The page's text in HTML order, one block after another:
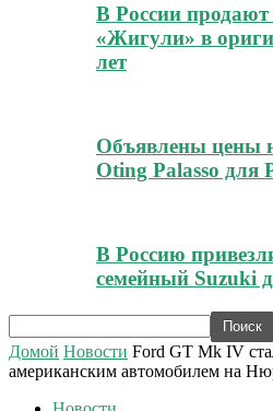
В России
«Жигули» в
лет
Объявлены цены
Oting Palasso для
В Россию
семейный Suzuki
Домой Новости Ford GT Mk IV
американским автомобилем на